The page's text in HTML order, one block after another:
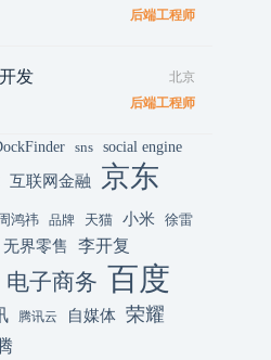
后端工程师
发
北京
后端工程师
sns social engine
互联网金融 京东
鸿祎 品牌 天猫 小米 徐雷
无界零售 李开复
电子商务 百度
腾讯云 自媒体 荣耀